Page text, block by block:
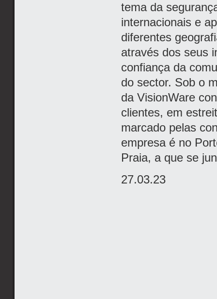
tema da
internacionais e
diferentes
através dos seus
confiança da
do sector. Sob o
da VisionWare
clientes, em
marcado pelas
empresa é no
Praia, a que se
27.03.23